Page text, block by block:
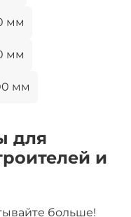
мм
мм
мм
для
и
больше!